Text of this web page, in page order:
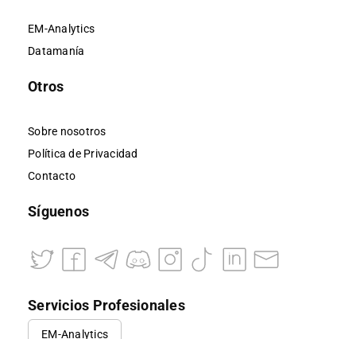
EM-Analytics
Datamanía
Otros
Sobre nosotros
Política de Privacidad
Contacto
Síguenos
Servicios Profesionales
EM-Analytics